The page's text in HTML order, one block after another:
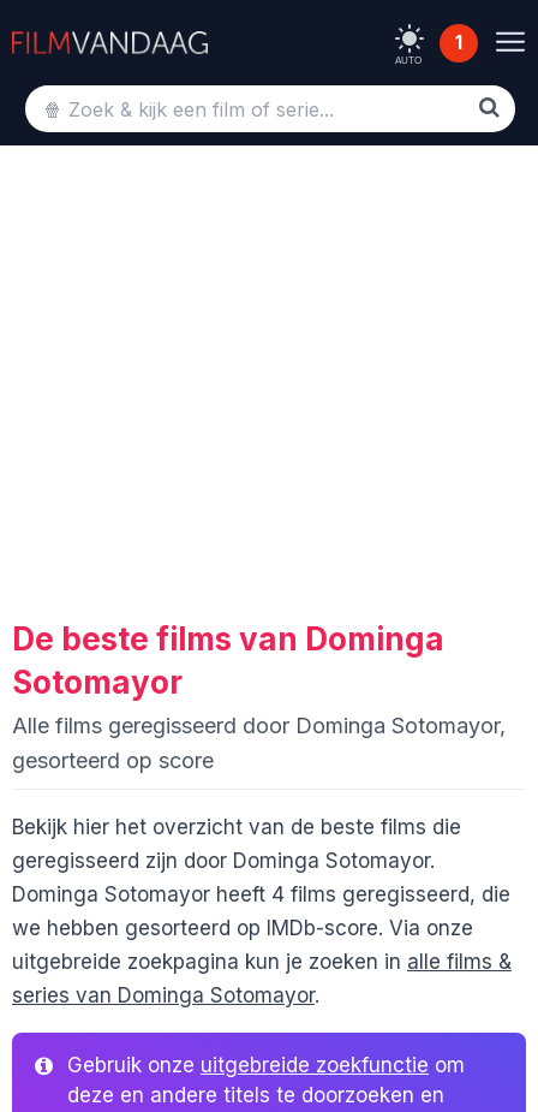
AUTO
1
De beste films van Dominga
Sotomayor
Alle films geregisseerd door Dominga Sotomayor,
gesorteerd op score
Bekijk hier het overzicht van de beste films die
geregisseerd zijn door Dominga Sotomayor.
Dominga Sotomayor heeft 4 films geregisseerd, die
we hebben gesorteerd op IMDb-score. Via onze
uitgebreide zoekpagina kun je zoeken in alle films &
series van Dominga Sotomayor.
Gebruik onze uitgebreide zoekfunctie om
deze en andere titels te doorzoeken en